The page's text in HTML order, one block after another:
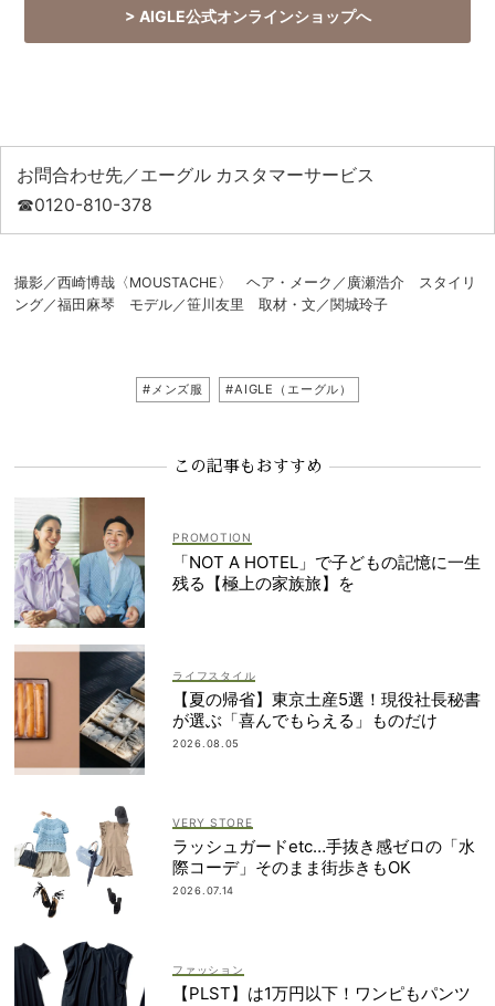
> AIGLE公式オンラインショップへ
お問合わせ先／エーグル カスタマーサービス
☎0120-810-378
撮影／西崎博哉〈MOUSTACHE〉 ヘア・メーク／廣瀬浩介 スタイリ
ング／福田麻琴 モデル／笹川友里 取材・文／関城玲子
#メンズ服 #AIGLE（エーグル）
この記事もおすすめ
「NOT A HOTEL」で子どもの記憶に一生
残る【極上の家族旅】を
ライフスタイル
【夏の帰省】東京土産5選！現役社長秘書
が選ぶ「喜んでもらえる」ものだけ
2026.08.05
VERY STORE
ラッシュガードetc…手抜き感ゼロの「水
際コーデ」そのまま街歩きもOK
2026.07.14
ファッション
【PLST】は1万円以下！ワンピもパンツ